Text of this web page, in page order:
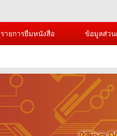
รายการยืมหนังสือ ข้อมูลส่ว